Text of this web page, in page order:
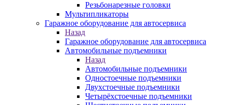
Резьбонарезные головки
Мультипликаторы
Гаражное оборудование для автосервиса
Назад
Гаражное оборудование для автосервиса
Автомобильные подъемники
Назад
Автомобильные подъемники
Одностоечные подъемники
Двухстоечные подъемники
Четырёхстоечные подъемники